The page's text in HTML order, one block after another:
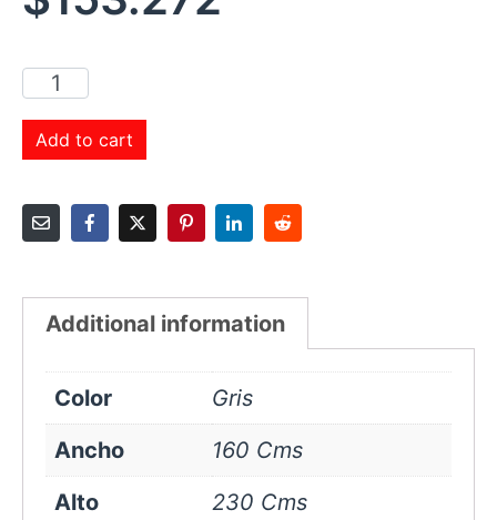
Add to cart
Additional information
Color
Gris
Ancho
160 Cms
Alto
230 Cms